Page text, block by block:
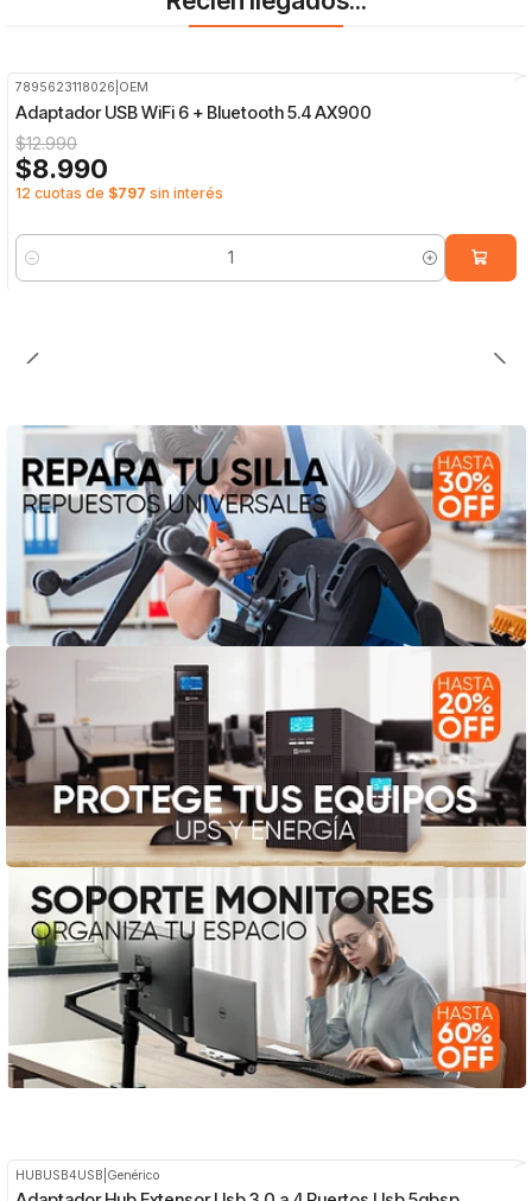
7895623118026 OEM
Adaptador USB WiFi 6 + Bluetooth 5.4 AX900
$12.990
$8.990
12 cuotas de $797 sin interés
Cantidad
HUBUSB4USB Genérico